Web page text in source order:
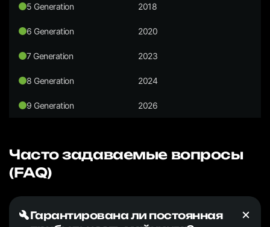
5 Generation 2018
6 Generation 2020
7 Generation 2023
8 Generation 2024
9 Generation 2026
Часто задаваемые вопросы
(FAQ)
Гарантирована ли постоянная